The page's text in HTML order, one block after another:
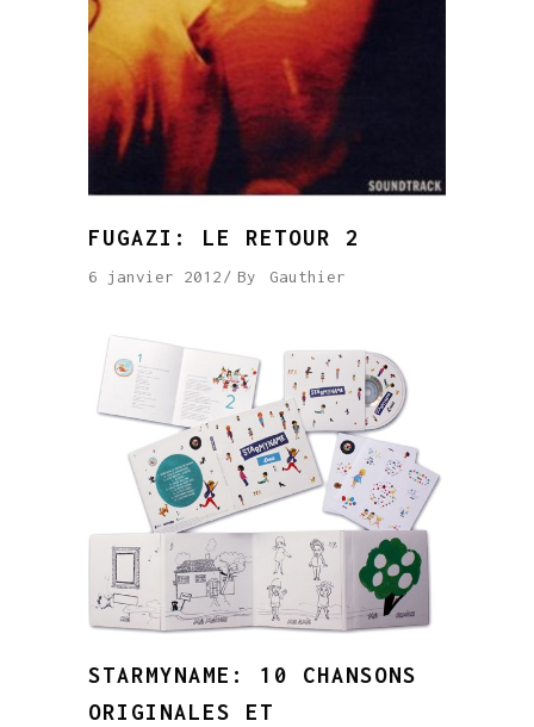
FUGAZI: LE RETOUR 2
6 janvier 2012 By Gauthier
STARMYNAME: 10 CHANSONS
ORIGINALES ET